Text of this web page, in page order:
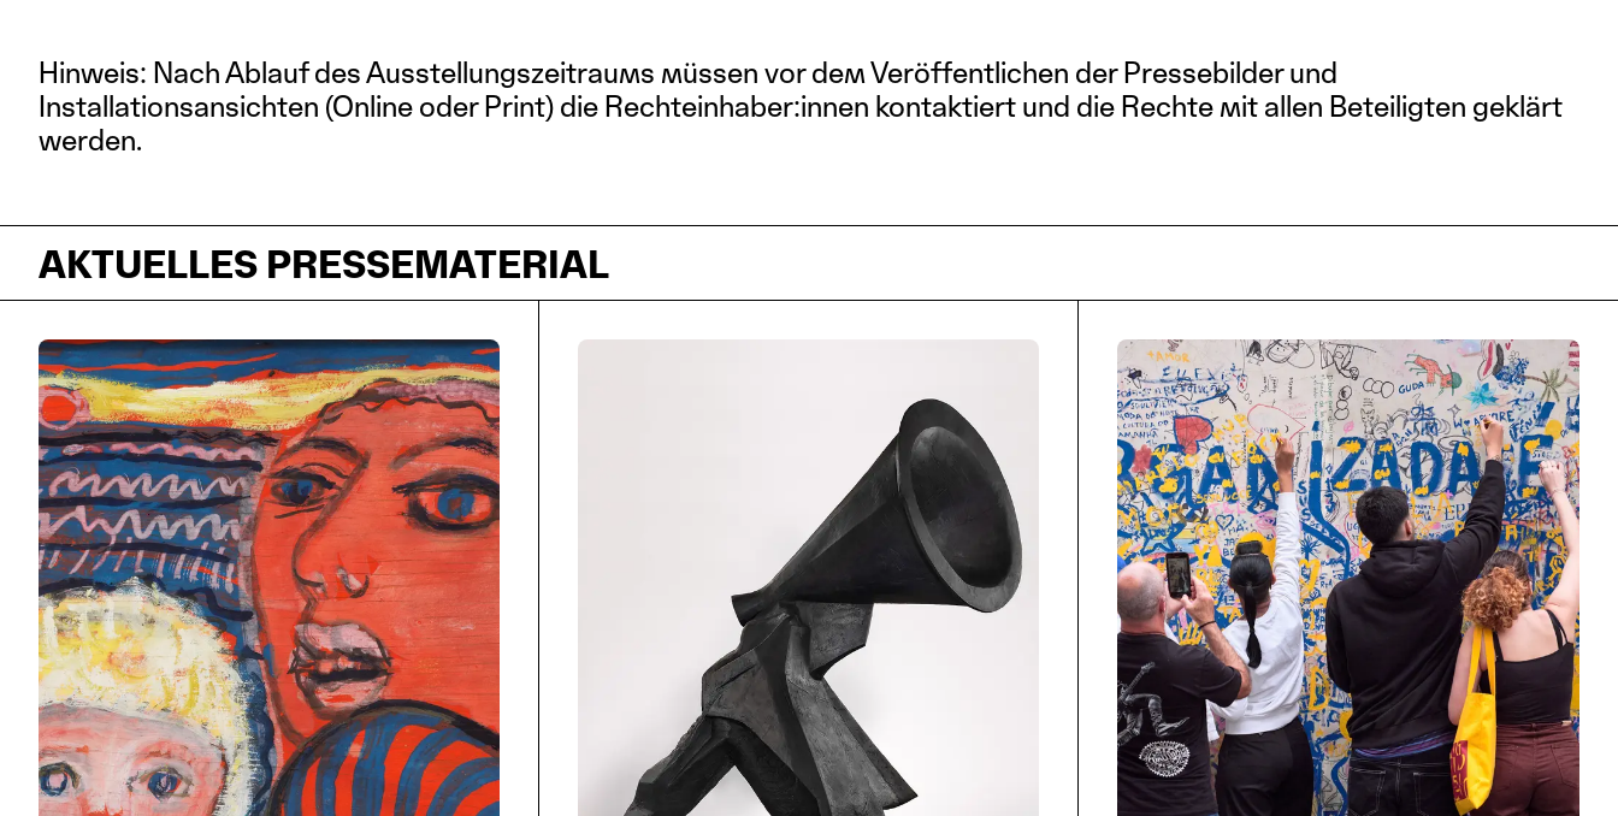
Hinweis: Nach Ablauf des Ausstellungszeitraums müssen vor dem Veröffentlichen der Pressebilder und
Installationsansichten (Online oder Print) die Rechteinhaber:innen kontaktiert und die Rechte mit allen Beteiligten geklärt
werden.
AKTUELLES PRESSEMATERIAL